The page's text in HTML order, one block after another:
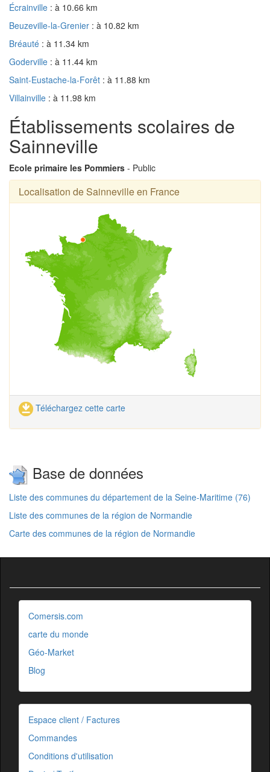
Écrainville : à 10.66 km
Beuzeville-la-Grenier : à 10.82 km
Bréauté : à 11.34 km
Goderville : à 11.44 km
Saint-Eustache-la-Forêt : à 11.88 km
Villainville : à 11.98 km
Établissements scolaires de
Sainneville
Ecole primaire les Pommiers - Public
Localisation de Sainneville en France
Téléchargez cette carte
Base de données
Liste des communes du département de la Seine-Maritime (76)
Liste des communes de la région de Normandie
Carte des communes de la région de Normandie
Comersis.com
carte du monde
Géo-Market
Blog
Espace client / Factures
Commandes
Conditions d'utilisation